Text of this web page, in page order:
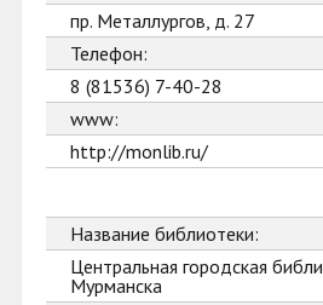
пр. Металлургов, д. 27
Телефон:
8 (81536) 7-40-28
www:
http://monlib.ru/
Название библиотеки:
Центральная городская
Мурманска